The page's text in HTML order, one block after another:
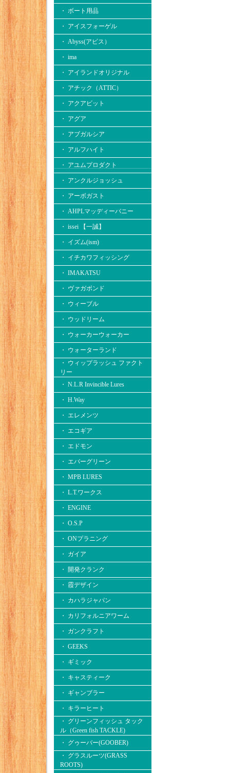
・ ボート用品
・ アイスフォーゲル
・ Abyss(アビス）
・ ima
・ アイランドオリジナル
・ アチック（ATTIC）
・ アクアビット
・ アグア
・ アブガルシア
・ アルフハイト
・ アユムプロダクト
・ アンクルジョッシュ
・ アーボガスト
・ AHPLマッディーバニー
・ issei 【一誠】
・ イズム(ism)
・ イチカワフィッシング
・ IMAKATSU
・ ヴァガボンド
・ ウィーブル
・ ウッドリーム
・ ウォーカーウォーカー
・ ウォーターランド
・ ウィップラッシュ ファクト
リー
・ N.L.R Invincible Lures
・ H.Way
・ エレメンツ
・ エコギア
・ エドモン
・ エバーグリーン
・ MPB LURES
・ L.T.ワークス
・ ENGINE
・ O.S.P
・ ONプラニング
・ ガイア
・ 開発クランク
・ 霞デザイン
・ カハラジャパン
・ カリフォルニアワーム
・ ガンクラフト
・ GEEKS
・ ギミック
・ キャスティーク
・ ギャンブラー
・ キラーヒート
・ グリーンフィッシュ タック
ル（Green fish TACKLE)
・ グゥーバー(GOOBER)
・ グラスルーツ(GRASS
ROOTS)